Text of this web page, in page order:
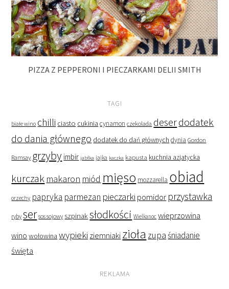
PIZZA Z PEPPERONI I PIECZARKAMI DELII SMITH
TAGI
białe wino chilli ciasto cukinia cynamon czekolada deserdodatek
do dania głównego dodatek do dań głównych dynia Gordon
Ramsay grzyby imbir jabłka jajka kaczka kapusta kuchnia azjatycka
kurczak makaron miód mięso mozzarella obiad
orzechy papryka parmezan pieczarki pomidor przystawka
ryby ser sos sojowy szpinaksłodkości Wielkanoc wieprzowina
wino wołowina wypieki ziemniaki zioła zupaśniadanie
święta
REKLAMA